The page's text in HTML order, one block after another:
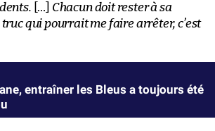
[…] Chacun doit rester à sa
truc qui pourrait me faire arrêter, c’est
entraîner les Bleus a toujours été